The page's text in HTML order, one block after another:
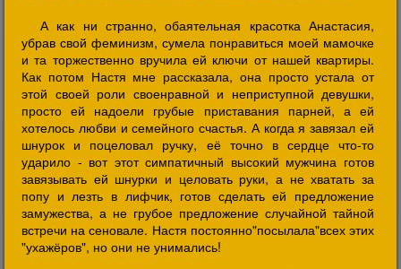
А как ни странно, обаятельная красотка Анастасия,
убрав свой феминизм, сумела понравиться моей мамочке
и та торжественно вручила ей ключи от нашей квартиры.
Как потом Настя мне рассказала, она просто устала от
этой своей роли своенравной и неприступной девушки,
просто ей надоели грубые приставания парней, а ей
хотелось любви и семейного счастья. А когда я завязал ей
шнурок и поцеловал ручку, её точно в сердце что-то
ударило - вот этот симпатичный высокий мужчина готов
завязывать ей шнурки и целовать руки, а не хватать за
попу и лезть в лифчик, готов сделать ей предложение
замужества, а не грубое предложение случайной тайной
встречи на сеновале. Настя постоянно"посылала"всех этих
"ухажёров", но они не унимались!